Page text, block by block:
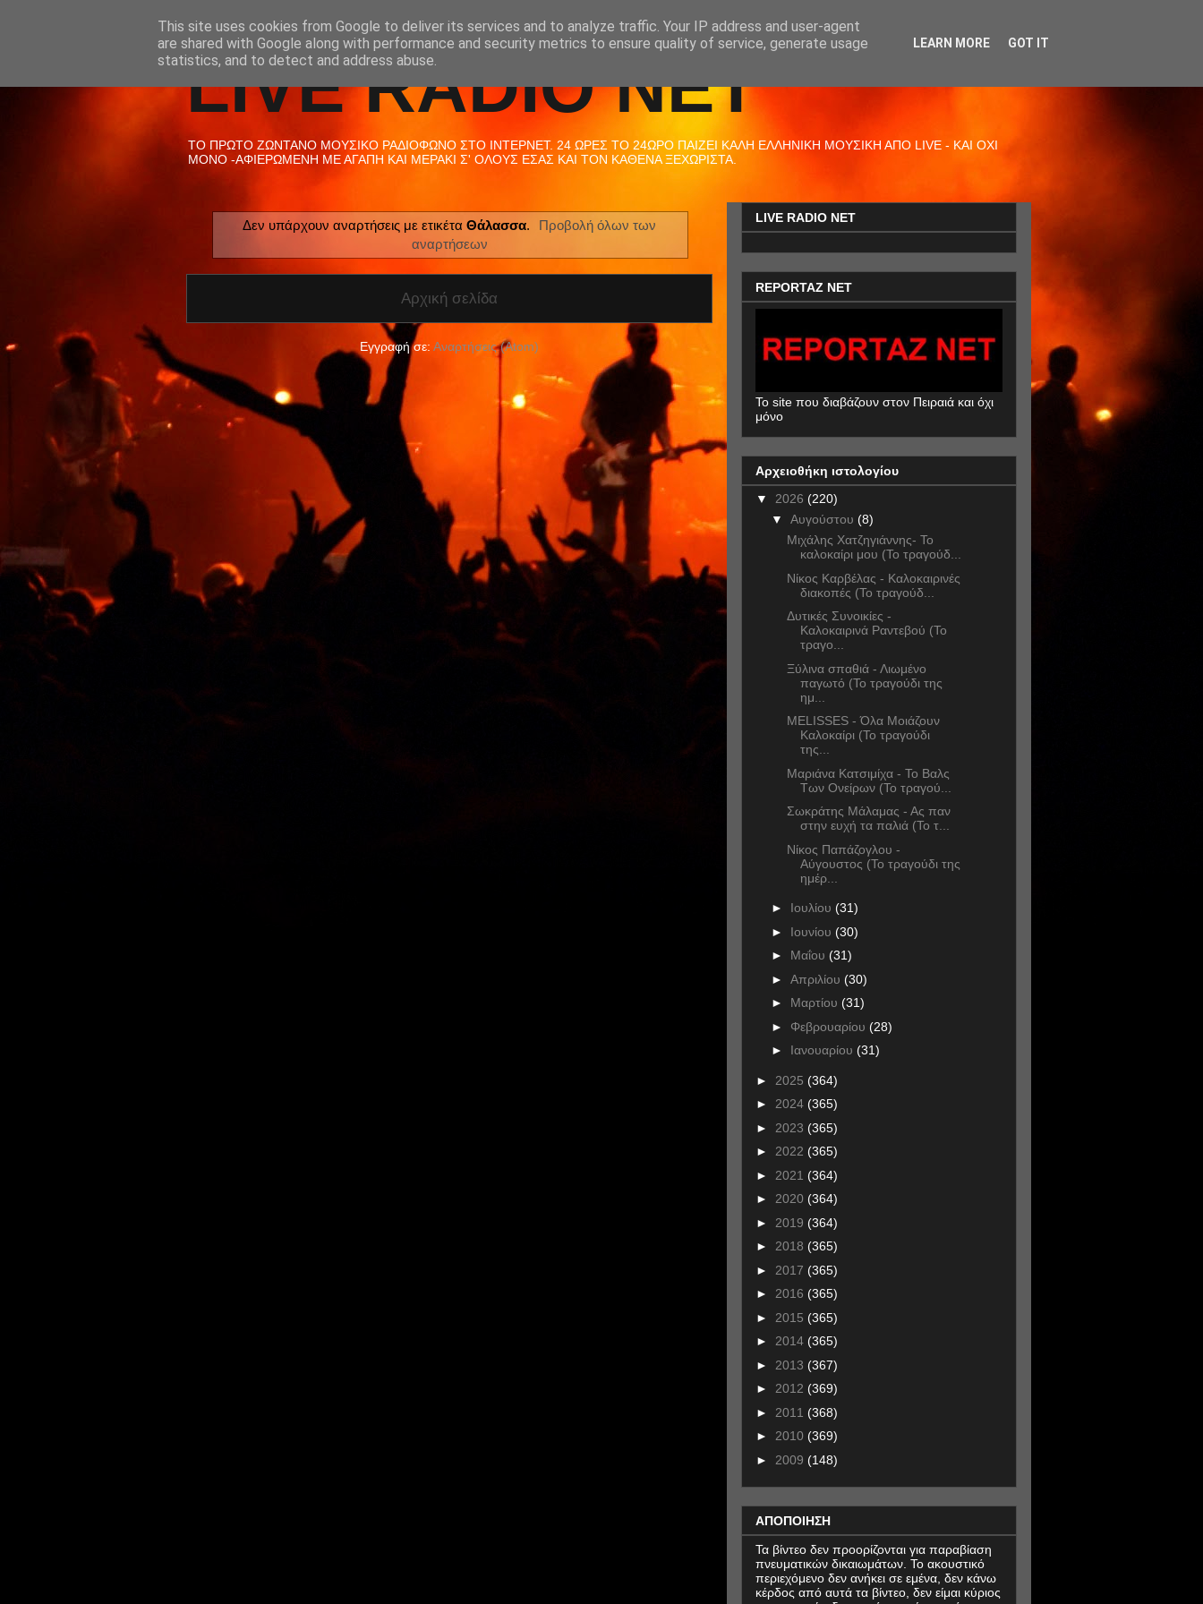
LIVE RADIO NET
ΤΟ ΠΡΩΤΟ ΖΩΝΤΑΝΟ ΜΟΥΣΙΚΟ ΡΑΔΙΟΦΩΝΟ ΣΤΟ ΙΝΤΕΡΝΕΤ. 24 ΩΡΕΣ ΤΟ 24ΩΡΟ ΠΑΙΖΕΙ ΚΑΛΗ ΕΛΛΗΝΙΚΗ ΜΟΥΣΙΚΗ ΑΠΟ LIVE - ΚΑΙ ΟΧΙ
ΜΟΝΟ -ΑΦΙΕΡΩΜΕΝΗ ΜΕ ΑΓΑΠΗ ΚΑΙ ΜΕΡΑΚΙ Σ' ΟΛΟΥΣ ΕΣΑΣ ΚΑΙ ΤΟΝ ΚΑΘΕΝΑ ΞΕΧΩΡΙΣΤΑ.
Δεν υπάρχουν αναρτήσεις με ετικέτα Θάλασσα.
Προβολή όλων των
αναρτήσεων
Αρχική σελίδα
Εγγραφή σε: Αναρτήσεις (Atom)
LIVE RADIO NET
REPORTAZ NET
To site που διαβάζουν στον Πειραιά και όχι
μόνο
Αρχειοθήκη ιστολογίου
▼ 2026 (220)
▼ Αυγούστου (8)
Μιχάλης Χατζηγιάννης- Το
καλοκαίρι μου (Το τραγούδ...
Νίκος Καρβέλας - Καλοκαιρινές
διακοπές (Το τραγούδ...
Δυτικές Συνοικίες -
Καλοκαιρινά Ραντεβού (Το
τραγο...
Ξύλινα σπαθιά - Λιωμένο
παγωτό (Το τραγούδι της
ημ...
MELISSES - Όλα Μοιάζουν
Καλοκαίρι (Το τραγούδι
της...
Μαριάνα Κατσιμίχα - Το Βαλς
Των Ονείρων (Το τραγού...
Σωκράτης Μάλαμας - Ας παν
στην ευχή τα παλιά (Το τ...
Νίκος Παπάζογλου -
Αύγουστος (Το τραγούδι της
ημέρ...
► Ιουλίου (31)
► Ιουνίου (30)
► Μαΐου (31)
► Απριλίου (30)
► Μαρτίου (31)
► Φεβρουαρίου (28)
► Ιανουαρίου (31)
► 2025 (364)
► 2024 (365)
► 2023 (365)
► 2022 (365)
► 2021 (364)
► 2020 (364)
► 2019 (364)
► 2018 (365)
► 2017 (365)
► 2016 (365)
► 2015 (365)
► 2014 (365)
► 2013 (367)
► 2012 (369)
► 2011 (368)
► 2010 (369)
► 2009 (148)
ΑΠΟΠΟΙΗΣΗ
Τα βίντεο δεν προορίζονται για παραβίαση
πνευματικών δικαιωμάτων. Το ακουστικό
περιεχόμενο δεν ανήκει σε εμένα, δεν κάνω
κέρδος από αυτά τα βίντεο, δεν είμαι κύριος
This site uses cookies from Google to deliver its services and to analyze traffic. Your IP address and user-agent
are shared with Google along with performance and security metrics to ensure quality of service, generate usage
statistics, and to detect and address abuse.
LEARN MORE GOT IT